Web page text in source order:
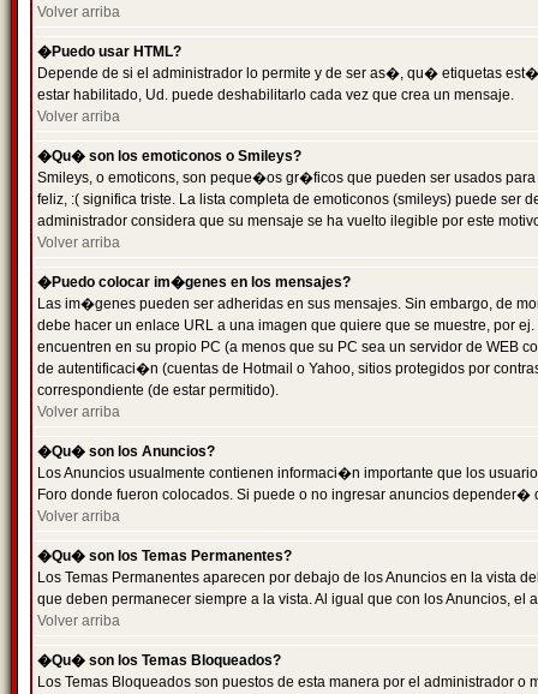
Volver arriba
�Puedo usar HTML?
Depende de si el administrador lo permite y de ser as�, qu� etiquetas
estar habilitado, Ud. puede deshabilitarlo cada vez que crea un mensaje.
Volver arriba
�Qu� son los emoticonos o Smileys?
Smileys, o emoticons, son peque�os gr�ficos que pueden ser usados
feliz, :( significa triste. La lista completa de emoticonos (smileys) puede
administrador considera que su mensaje se ha vuelto ilegible por este
Volver arriba
�Puedo colocar im�genes en los mensajes?
Las im�genes pueden ser adheridas en sus mensajes. Sin embargo, de
debe hacer un enlace URL a una imagen que quiere que se muestre, por
encuentren en su propio PC (a menos que su PC sea un servidor de
de autentificaci�n (cuentas de Hotmail o Yahoo, sitios protegidos por
correspondiente (de estar permitido).
Volver arriba
�Qu� son los Anuncios?
Los Anuncios usualmente contienen informaci�n importante que los
Foro donde fueron colocados. Si puede o no ingresar anuncios
Volver arriba
�Qu� son los Temas Permanentes?
Los Temas Permanentes aparecen por debajo de los Anuncios en la
que deben permanecer siempre a la vista. Al igual que con los Anuncios,
Volver arriba
�Qu� son los Temas Bloqueados?
Los Temas Bloqueados son puestos de esta manera por el administrador